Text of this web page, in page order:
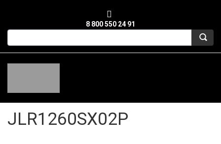
8 800 550 24 91
JLR1260SX02P